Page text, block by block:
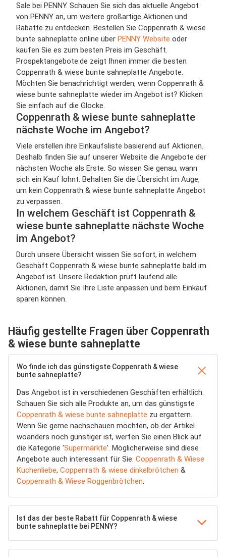
Sale bei PENNY. Schauen Sie sich das aktuelle Angebot
von PENNY an, um weitere großartige Aktionen und
Rabatte zu entdecken. Bestellen Sie Coppenrath & wiese
bunte sahneplatte online über PENNY Website oder
kaufen Sie es zum besten Preis im Geschäft.
Prospektangebote.de zeigt Ihnen immer die besten
Coppenrath & wiese bunte sahneplatte Angebote.
Möchten Sie benachrichtigt werden, wenn Coppenrath &
wiese bunte sahneplatte wieder im Angebot ist? Klicken
Sie einfach auf die Glocke.
Coppenrath & wiese bunte sahneplatte
nächste Woche im Angebot?
Viele erstellen ihre Einkaufsliste basierend auf Aktionen.
Deshalb finden Sie auf unserer Website die Angebote der
nächsten Woche als Erste. So wissen Sie genau, wann
sich ein Kauf lohnt. Behalten Sie die Übersicht im Auge,
um kein Coppenrath & wiese bunte sahneplatte Angebot
zu verpassen.
In welchem Geschäft ist Coppenrath &
wiese bunte sahneplatte nächste Woche
im Angebot?
Durch unsere Übersicht wissen Sie sofort, in welchem
Geschäft Coppenrath & wiese bunte sahneplatte bald im
Angebot ist. Unsere Redaktion prüft laufend alle
Aktionen, damit Sie Ihre Liste anpassen und beim Einkauf
sparen können.
Häufig gestellte Fragen über Coppenrath
& wiese bunte sahneplatte
Wo finde ich das günstigste Coppenrath & wiese
bunte sahneplatte?
Das Angebot ist in verschiedenen Geschäften erhältlich.
Schauen Sie sich alle Produkte an, um das günstigste
Coppenrath & wiese bunte sahneplatte zu ergattern.
Wenn Sie gerne nachschauen möchten, ob der Artikel
woanders noch günstiger ist, werfen Sie einen Blick auf
die Kategorie 'Supermärkte'. Möglicherweise sind diese
Angebote auch interessant für Sie: Coppenrath & Wiese
Kuchenliebe, Coppenrath & wiese dinkelbrötchen &
Coppenrath & Wiese Roggenbrötchen.
Ist das der beste Rabatt für Coppenrath & wiese
bunte sahneplatte bei PENNY?